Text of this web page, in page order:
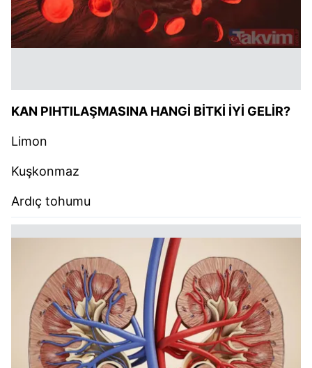
KAN PIHTILAŞMASINA HANGİ BİTKİ İYİ GELİR?
Limon
Kuşkonmaz
Ardıç tohumu